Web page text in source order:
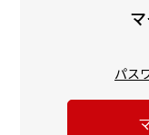
パス